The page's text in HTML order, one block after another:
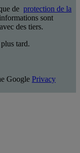
de protection de la
sont
des tiers.
tard.
Google Privacy